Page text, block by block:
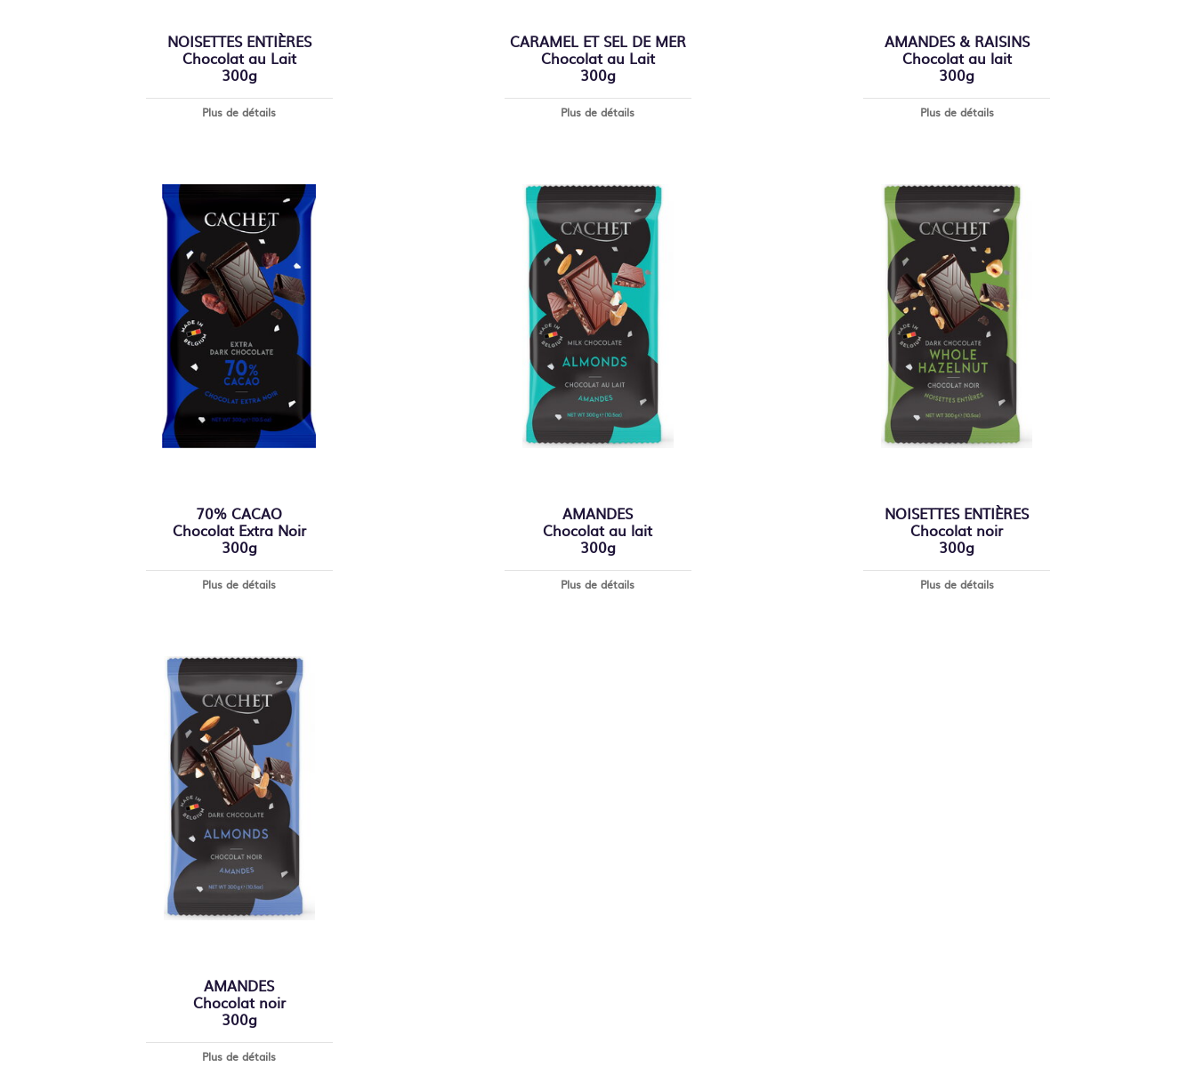
NOISETTES ENTIÈRES
Chocolat au Lait
300g
Plus de détails
CARAMEL ET SEL DE MER
Chocolat au Lait
300g
Plus de détails
AMANDES & RAISINS
Chocolat au lait
300g
Plus de détails
70% CACAO
Chocolat Extra Noir
300g
Plus de détails
AMANDES
Chocolat au lait
300g
Plus de détails
NOISETTES ENTIÈRES
Chocolat noir
300g
Plus de détails
AMANDES
Chocolat noir
300g
Plus de détails